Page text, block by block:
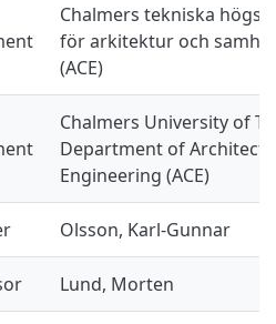
Chalmers tekniska
för arkitektur och
(ACE)
Chalmers University of
Department of
Engineering (ACE)
Olsson, Karl-Gunnar
Lund, Morten